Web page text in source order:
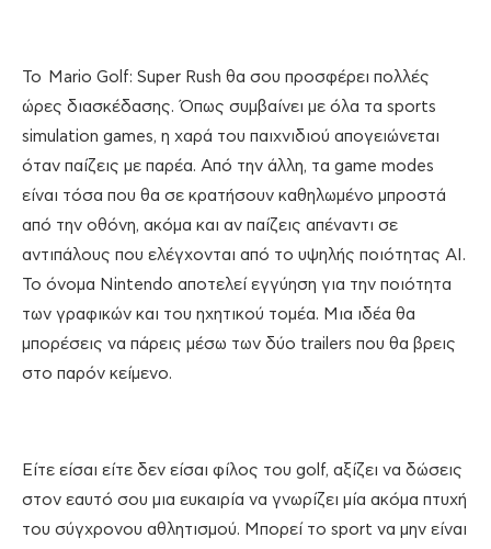
Το Mario Golf: Super Rush θα σου προσφέρει πολλές
ώρες διασκέδασης. Όπως συμβαίνει με όλα τα sports
simulation games, η χαρά του παιχνιδιού απογειώνεται
όταν παίζεις με παρέα. Από την άλλη, τα game modes
είναι τόσα που θα σε κρατήσουν καθηλωμένο μπροστά
από την οθόνη, ακόμα και αν παίζεις απέναντι σε
αντιπάλους που ελέγχονται από το υψηλής ποιότητας ΑΙ.
To όνομα Nintendo αποτελεί εγγύηση για την ποιότητα
των γραφικών και του ηχητικού τομέα. Μια ιδέα θα
μπορέσεις να πάρεις μέσω των δύο trailers που θα βρεις
στο παρόν κείμενο.
Είτε είσαι είτε δεν είσαι φίλος του golf, αξίζει να δώσεις
στον εαυτό σου μια ευκαιρία να γνωρίζει μία ακόμα πτυχή
του σύγχρονου αθλητισμού. Μπορεί το sport να μην είναι